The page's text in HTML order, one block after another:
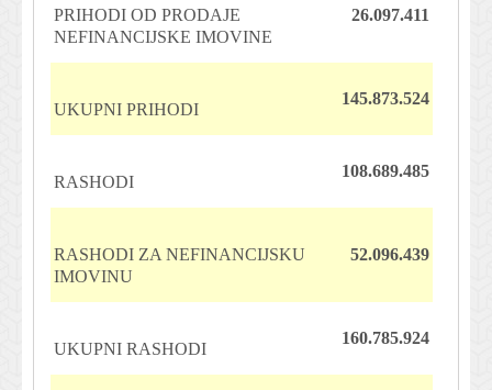
PRIHODI OD PRODAJE
NEFINANCIJSKE IMOVINE
26.097.411
UKUPNI PRIHODI
145.873.524
RASHODI
108.689.485
RASHODI ZA NEFINANCIJSKU
IMOVINU
52.096.439
UKUPNI RASHODI
160.785.924